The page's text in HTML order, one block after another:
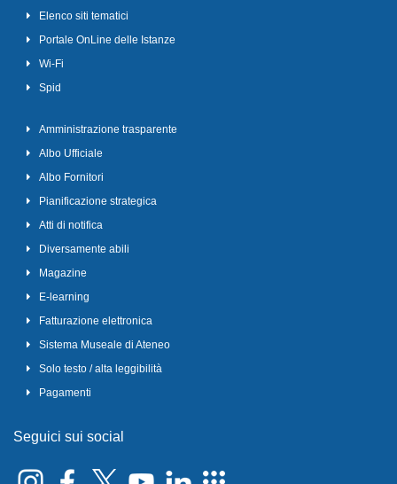
Elenco siti tematici
Portale OnLine delle Istanze
Wi-Fi
Spid
Amministrazione trasparente
Albo Ufficiale
Albo Fornitori
Pianificazione strategica
Atti di notifica
Diversamente abili
Magazine
E-learning
Fatturazione elettronica
Sistema Museale di Ateneo
Solo testo / alta leggibilità
Pagamenti
Seguici sui social